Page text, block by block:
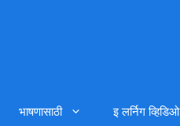
भाषणासाठी इ लर्निग व्हिडिओ